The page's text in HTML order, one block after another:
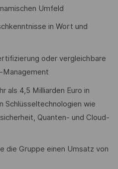
Umfeld
in Wort und
oder vergleichbare
Management
als 4,5 Milliarden Euro in
Schlüsseltechnologien wie
Quanten- und Cloud-
die Gruppe einen Umsatz von